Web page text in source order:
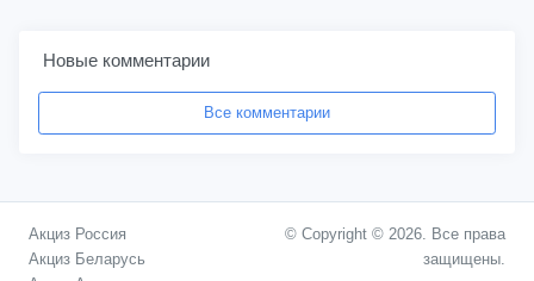
Новые комментарии
Все комментарии
Акциз Россия
Акциз Беларусь
© Copyright © 2026. Все права
защищены.